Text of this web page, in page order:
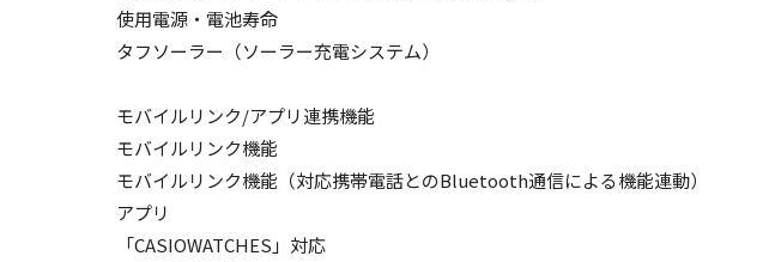
使用電源・電池寿命
タフソーラー（ソーラー充電システム）
モバイルリンク/アプリ連携機能
モバイルリンク機能
モバイルリンク機能（対応携帯電話とのBluetooth通信による機能連動）
アプリ
「CASIOWATCHES」対応